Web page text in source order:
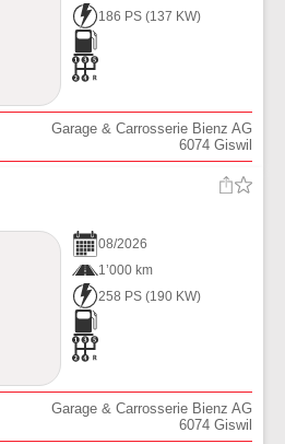
186 PS (137 KW)
Garage & Carrosserie Bienz AG
6074 Giswil
08/2026
1’000 km
258 PS (190 KW)
Garage & Carrosserie Bienz AG
6074 Giswil